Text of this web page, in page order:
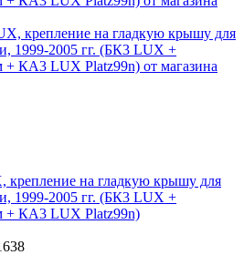
на гладкую крышу для
1999-2005 гг. (БК3 LUX +
+ КА3 LUX Platz99n)